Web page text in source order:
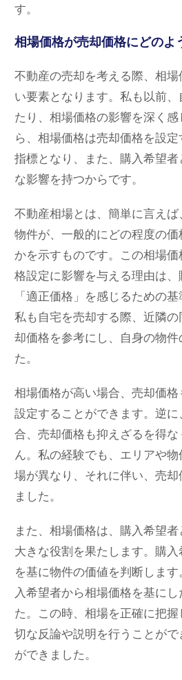
す。
相場価格が売却価格にどのよ
不動産の売却を考える際、相
い要素となります。私も以前
たり、相場価格の影響を深く
ら、相場価格は売却価格を設
指標となり、また、購入希望
な影響を持つからです。
不動産相場とは、簡単に言え
物件が、一般的にどの程度の
かを示すものです。この相場
格設定に影響を与える理由は
「適正価格」を感じるための基
私も自宅を売却する際、近隣
却価格を参考にし、自身の物
た。
相場価格が高い場合、売却価格
設定することができます。逆
合、売却価格も抑えざるを得
ん。私の経験でも、エリアや
場が異なり、それに伴い、売
ました。
また、相場価格は、購入希望
大きな役割を果たします。購
を基に物件の価値を判断しま
入希望者から相場価格を基に
た。この時、相場を正確に把
切な反論や説明を行うことが
ができました。